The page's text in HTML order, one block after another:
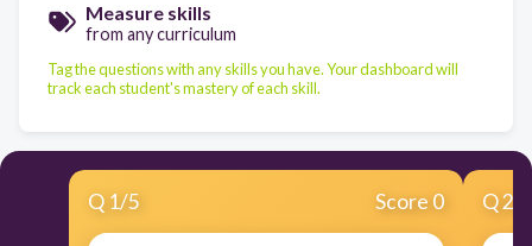
Measure skills
from any curriculum
Tag the questions with any skills you have. Your dashboard will
track each student's mastery of each skill.
Q 1/5 Score 0 Q2